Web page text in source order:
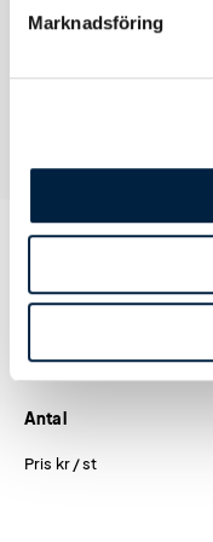
Marknadsföring
Antal
Pris kr / st